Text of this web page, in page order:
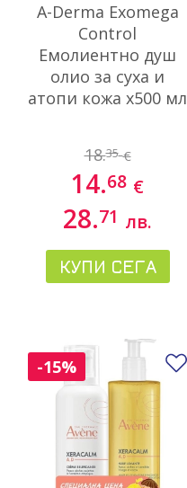
A-Derma Exomega
Control
Емолиентно душ
олио за суха и
атопи кожа x500 мл
18.35 €
14.68 €
28.71 лв.
КУПИ СЕГА
-15%